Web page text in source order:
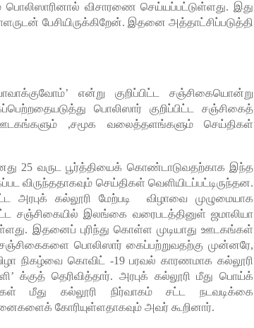
விசாரணை செய்யப்பட்டுள்ளது. இது
பேசியிருக்கிறேன். இதனை அத்தாட்சிப்படுத்தி
என்று குறிப்பிட்ட சஞ்சிகையொன்று
பொலிஸார் குறிப்பிட்ட சஞ்சிகைத்
,சமூக வலைத்தளங்களும் செய்திகள்
25 வருட பூர்த்தியைக் கொண்டாடுவதற்காக இந்த
விருந்ததாகவும் செய்திகள் வெளியிடப்பட்டிருந்தன.
அரபுக் கல்லூரி மேற்படி விழாவை முழுமையாக
சஞ்சிகையில் இலங்கை வரைபடத்தினுள் ஜமாலியா
இதனைப் புரிந்து கொள்ள முடியாது ஊடகங்கள்
பொலிஸார் கைப்பற்றுவதற்கு முன்னரே,
நிகழ்வை கொவிட் -19 பரவல் காரணமாக கல்லூரி
க்குத் தெரிவித்தார். அரபுக் கல்லூரி மீது பொய்க்
மீது கல்லூரி நிர்வாகம் சட்ட நடவடிக்கை
கோரியுள்ளதாகவும் அவர் கூறினார்.